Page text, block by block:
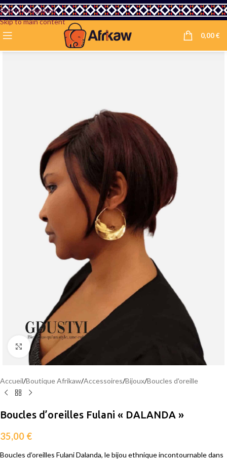
Skip to navigation
Skip to main content
0,00€
Agrandir
Accueil/Boutique Afrikaw/Accessoires/Bijoux/Boucles d'oreille
Boucles d’oreilles Fulani « DALANDA »
35,00 €
Boucles d’oreilles Fulani Dalanda, le bijou ethnique incontournable dans